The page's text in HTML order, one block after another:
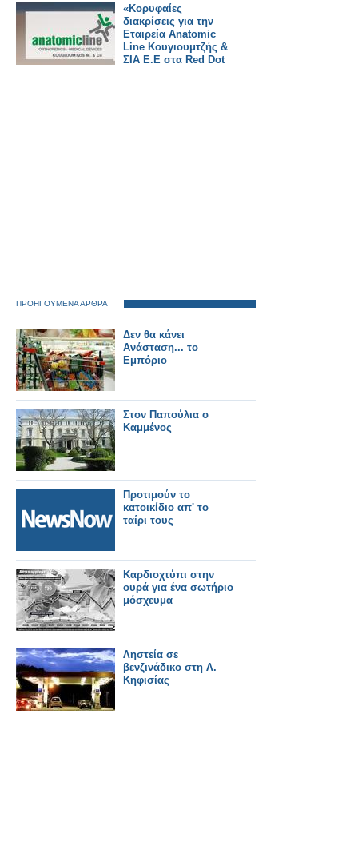
«Κορυφαίες
διακρίσεις για την
Εταιρεία Anatomic
Line Κουγιουμτζής &
ΣΙΑ E.E στα Red Dot
Awards»
ΠΡΟΗΓΟΥΜΕΝΑ ΑΡΘΡΑ
Δεν θα κάνει
Ανάσταση... το
Εμπόριο
Στον Παπούλια ο
Καμμένος
Προτιμούν το
κατοικίδιο απ' το
ταίρι τους
Καρδιοχτύπι στην
ουρά για ένα σωτήριο
μόσχευμα
Ληστεία σε
βενζινάδικο στη Λ.
Κηφισίας